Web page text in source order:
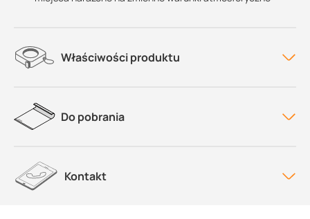
Właściwości produktu
Do pobrania
Kontakt